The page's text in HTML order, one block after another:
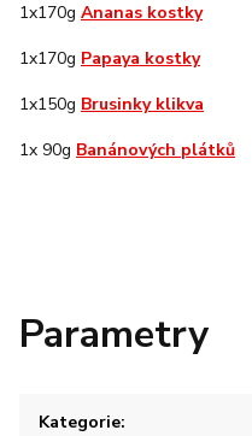
1x170g Ananas kostky
1x170g Papaya kostky
1x150g Brusinky klikva
1x 90g Banánových plátků
Parametry
Kategorie: